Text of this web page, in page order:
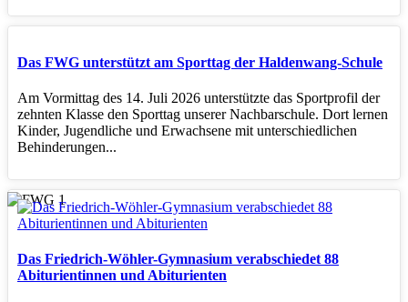
Das FWG unterstützt am Sporttag der Haldenwang-Schule
Am Vormittag des 14. Juli 2026 unterstützte das Sportprofil der
zehnten Klasse den Sporttag unserer Nachbarschule. Dort lernen
Kinder, Jugendliche und Erwachsene mit unterschiedlichen
Behinderungen...
Das Friedrich-Wöhler-Gymnasium verabschiedet 88
Abiturientinnen und Abiturienten